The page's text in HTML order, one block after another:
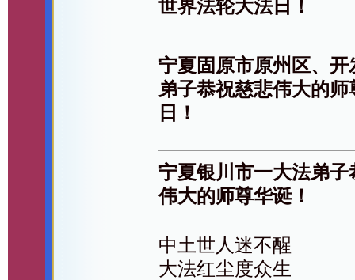
世界法轮大法日！
宁夏固原市原州区、
弟子恭祝慈悲伟大的
日！
宁夏银川市一大法弟
伟大的师尊华诞！
中土世人迷不醒
大法红尘度众生